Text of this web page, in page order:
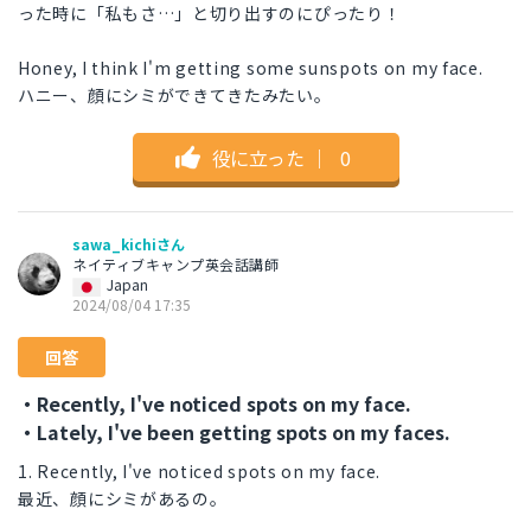
った時に「私もさ…」と切り出すのにぴったり！
Honey, I think I'm getting some sunspots on my face.
ハニー、顔にシミができてきたみたい。
役に立った ｜ 0
sawa_kichiさん
ネイティブキャンプ英会話講師
Japan
2024/08/04 17:35
回答
・Recently, I've noticed spots on my face.
・Lately, I've been getting spots on my faces.
1. Recently, I've noticed spots on my face.
最近、顔にシミがあるの。